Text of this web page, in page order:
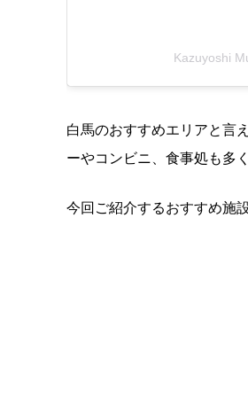
Kazuyoshi
白馬のおすすめエリアと言
ーやコンビニ、食事処も多
今回ご紹介するおすすめ施